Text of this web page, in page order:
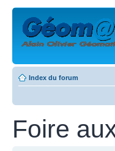
Index du forum
Foire